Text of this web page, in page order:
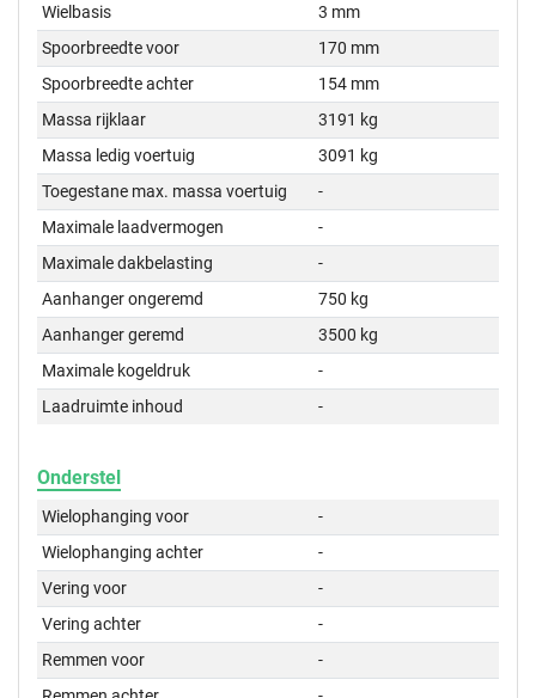
Wielbasis
3 mm
Spoorbreedte voor
170 mm
Spoorbreedte achter
154 mm
Massa rijklaar
3191 kg
Massa ledig voertuig
3091 kg
Toegestane max. massa voertuig
-
Maximale laadvermogen
-
Maximale dakbelasting
-
Aanhanger ongeremd
750 kg
Aanhanger geremd
3500 kg
Maximale kogeldruk
-
Laadruimte inhoud
-
Onderstel
Wielophanging voor
-
Wielophanging achter
-
Vering voor
-
Vering achter
-
Remmen voor
-